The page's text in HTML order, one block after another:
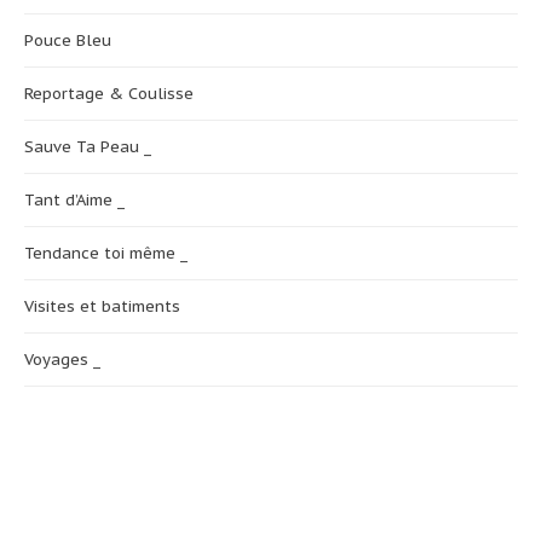
Pouce Bleu
Reportage & Coulisse
Sauve Ta Peau _
Tant d’Aime _
Tendance toi même _
Visites et batiments
Voyages _